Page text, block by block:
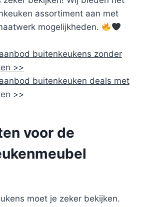
assortiment aan met
mogelijkheden.
buitenkeukens zonder
>>
buitenkeuken deals met
>>
voor de
moet je zeker bekijken.